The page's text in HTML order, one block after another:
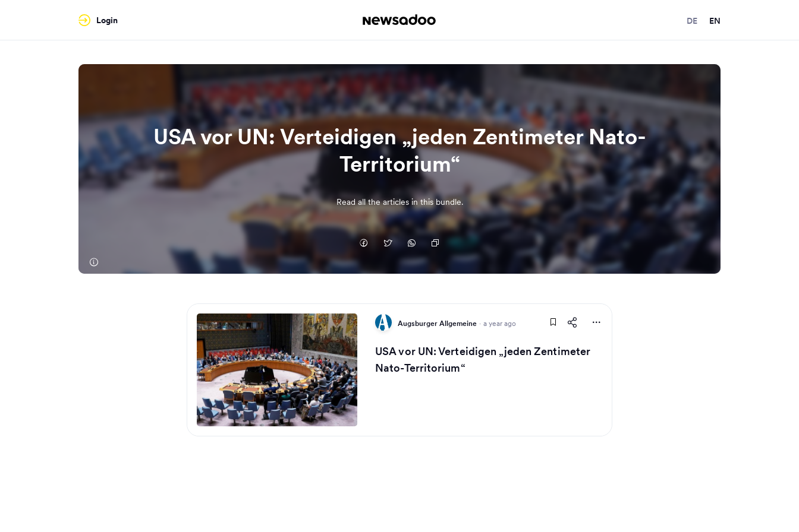
Login DE EN
USA vor UN: Verteidigen „jeden Zentimeter Nato-
Territorium“
Read all the articles in this bundle.
Augsburger Allgemeine · a year ago
USA vor UN: Verteidigen „jeden Zentimeter
Nato-Territorium“